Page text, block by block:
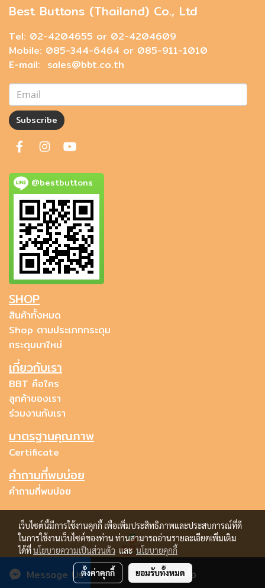
สั่งซื้อ
Message Us
Best Buttons (Thailand) Co., Ltd
Tel: 02-4204655 or 02-4204609
Mobile: 085-344-6464 or 085-911-1010
E-mail: sales@bbt.co.th
Subscribe
@bestbuttons
SHOP
สินค้าทั้งหมด
Shop ตามประเภทกระดุม
กระดุมมาใหม่
เกี่ยวกับเรา
BBT คือใคร
ลูกค้าของเรา
ร่วมงานกับเรา
มาตรฐานคุณภาพ
Certificate
คำถามที่พบบ่อย
คำถามที่พบบ่อย
Copyright © bestbuttonsthailand.com all rights reserved.
เว็บไซต์นี้มีการใช้งานคุกกี้ เพื่อเพิ่มประสิทธิภาพและประสบการณ์ที่ดี
ในการใช้งานเว็บไซต์ของท่าน ท่านสามารถอ่านรายละเอียดเพิ่มเติม
ได้ที่นโยบายความเป็นส่วนตัว และนโยบายคุกกี้
ตั้งค่าคุกกี้ ยอมรับทั้งหมด